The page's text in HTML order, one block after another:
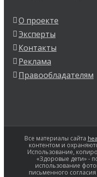
О проекте
Эксперты
Контакты
Реклама
Правообладателям
Все материалы сайта
контентом и
Использование,
«Здоровые дети» -
использование
письменного